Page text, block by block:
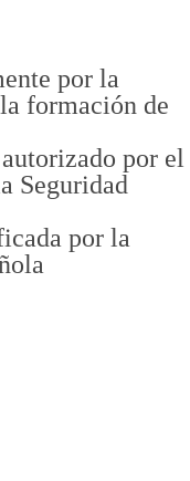
por la
formación de
por el
Seguridad
por la